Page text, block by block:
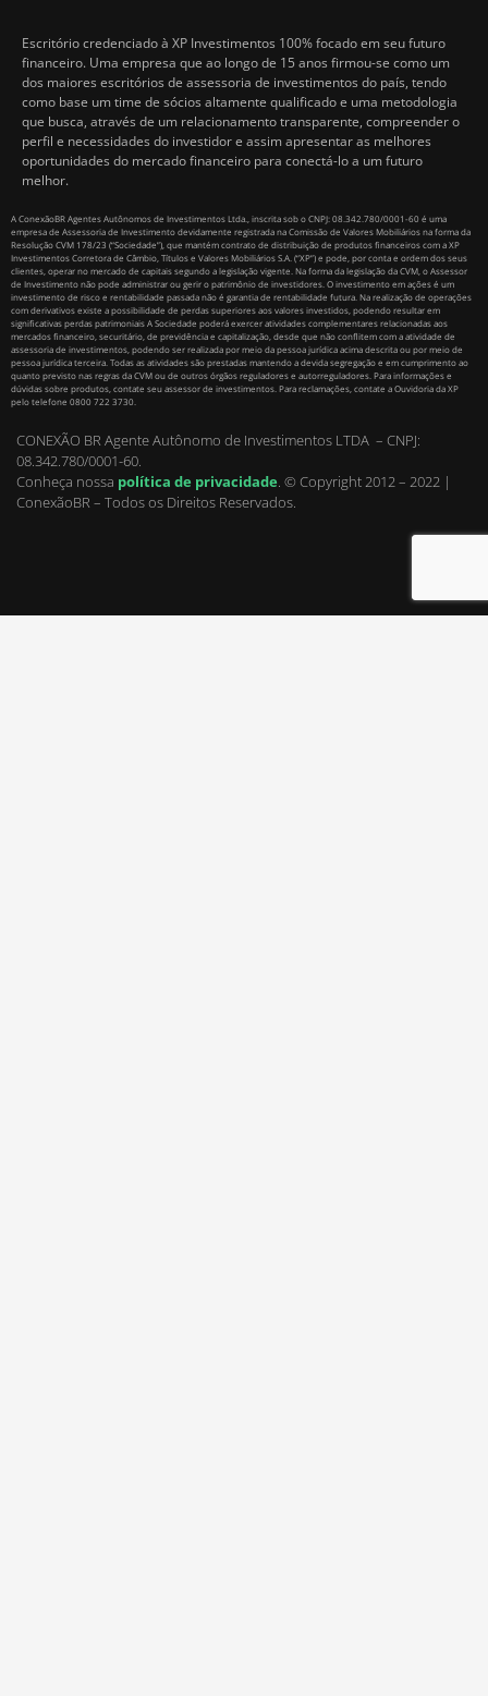
Escritório credenciado à XP Investimentos 100% focado em seu futuro
financeiro. Uma empresa que ao longo de 15 anos firmou-se como um
dos maiores escritórios de assessoria de investimentos do país, tendo
como base um time de sócios altamente qualificado e uma metodologia
que busca, através de um relacionamento transparente, compreender o
perfil e necessidades do investidor e assim apresentar as melhores
oportunidades do mercado financeiro para conectá-lo a um futuro
melhor.
A ConexãoBR Agentes Autônomos de Investimentos Ltda., inscrita sob o CNPJ: 08.342.780/0001-60 é uma
empresa de Assessoria de Investimento devidamente registrada na Comissão de Valores Mobiliários na forma da
Resolução CVM 178/23 (“Sociedade”), que mantém contrato de distribuição de produtos financeiros com a XP
Investimentos Corretora de Câmbio, Títulos e Valores Mobiliários S.A. (“XP”) e pode, por conta e ordem dos seus
clientes, operar no mercado de capitais segundo a legislação vigente. Na forma da legislação da CVM, o Assessor
de Investimento não pode administrar ou gerir o patrimônio de investidores. O investimento em ações é um
investimento de risco e rentabilidade passada não é garantia de rentabilidade futura. Na realização de operações
com derivativos existe a possibilidade de perdas superiores aos valores investidos, podendo resultar em
significativas perdas patrimoniais A Sociedade poderá exercer atividades complementares relacionadas aos
mercados financeiro, securitário, de previdência e capitalização, desde que não conflitem com a atividade de
assessoria de investimentos, podendo ser realizada por meio da pessoa jurídica acima descrita ou por meio de
pessoa jurídica terceira. Todas as atividades são prestadas mantendo a devida segregação e em cumprimento ao
quanto previsto nas regras da CVM ou de outros órgãos reguladores e autorreguladores. Para informações e
dúvidas sobre produtos, contate seu assessor de investimentos. Para reclamações, contate a Ouvidoria da XP
pelo telefone 0800 722 3730.
CONEXÃO BR Agente Autônomo de Investimentos LTDA – CNPJ:
08.342.780/0001-60.
Conheça nossa política de privacidade. © Copyright 2012 – 2022 |
ConexãoBR – Todos os Direitos Reservados.